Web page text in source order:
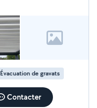
Évacuation de gravats
Contacter